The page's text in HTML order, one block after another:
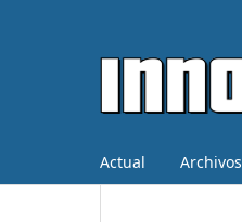
Actual Archivos